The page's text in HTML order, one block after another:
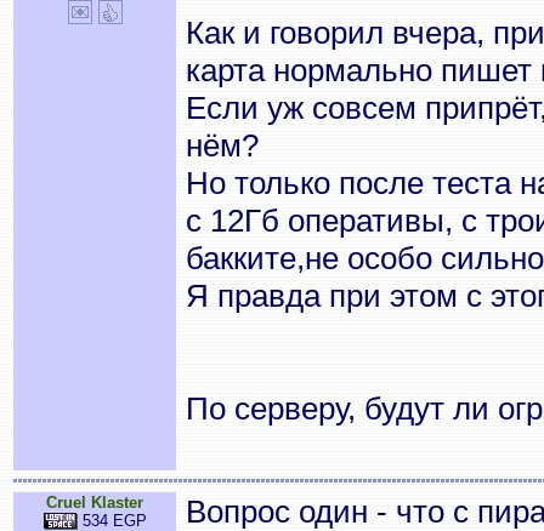
Как и говорил вчера,
карта нормально пишет
Если уж совсем
нём?
Но только после теста
с 12Гб оперативы, с
бакките,не особо
Я правда при этом с
По серверу, будут ли
Cruel Klaster
534 EGP
Вопрос один - что с